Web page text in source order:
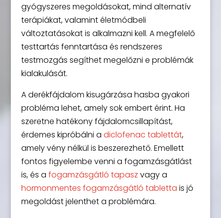
gyógyszeres megoldásokat, mind alternatív
terápiákat, valamint életmódbeli
változtatásokat is alkalmazni kell. A megfelelő
testtartás fenntartása és rendszeres
testmozgás segíthet megelőzni e problémák
kialakulását.
A derékfájdalom kisugárzása hasba gyakori
probléma lehet, amely sok embert érint. Ha
szeretne hatékony fájdalomcsillapítást,
érdemes kipróbálni a diclofenac tablettát,
amely vény nélkül is beszerezhető. Emellett
fontos figyelembe venni a fogamzásgátlást
is, és a fogamzásgátló tapasz vagy a
hormonmentes fogamzásgátló tabletta is jó
megoldást jelenthet a problémára.